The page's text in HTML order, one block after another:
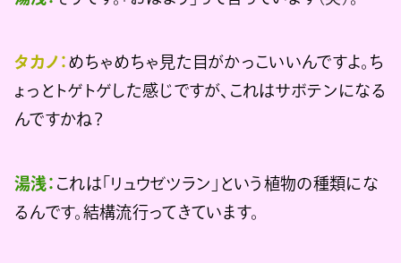
タカノ： めちゃめちゃ見た目がかっこいいんですよ。ち
ょっとトゲトゲした感じですが、これはサボテンになる
んですかね？
湯浅： これは「リュウゼツラン」という植物の種類にな
るんです。結構流行ってきています。